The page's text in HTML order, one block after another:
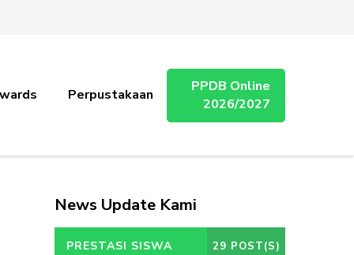
Perpustakaan
PPDB Online
2026/2027
News Update Kami
PRESTASI SISWA 29 POST(S)